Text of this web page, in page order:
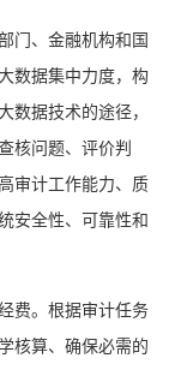
门、金融机构和国
数据集中力度，构
数据技术的途径，
核问题、评价判
审计工作能力、质
安全性、可靠性和
费。根据审计任务
核算、确保必需的